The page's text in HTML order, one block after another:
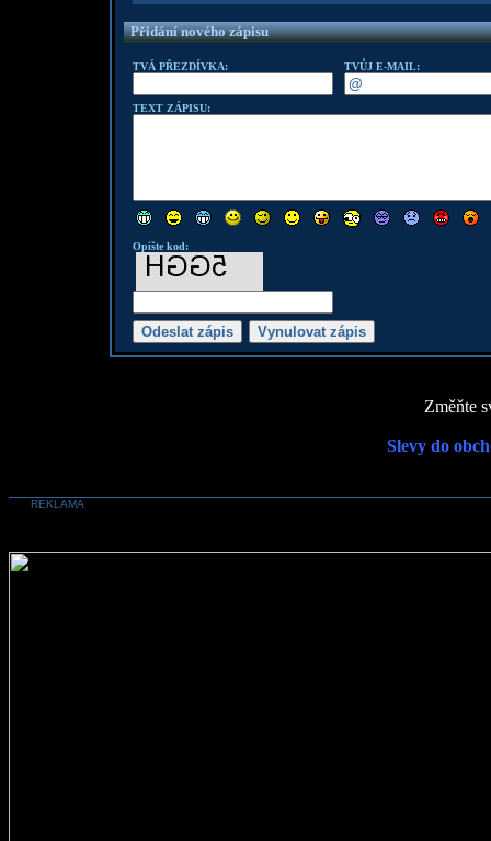
Přidání nového zápisu
TVÁ PŘEZDÍVKA: TVŮJ E-MAIL:
TEXT ZÁPISU:
Opište kod:
Změňte
Slevy do
REKLAMA